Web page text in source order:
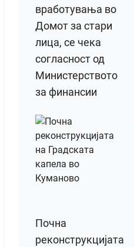
вработувања во
Домот за стари
лица, се чека
согласност од
Министерството
за финансии
Почна
реконструкцијата